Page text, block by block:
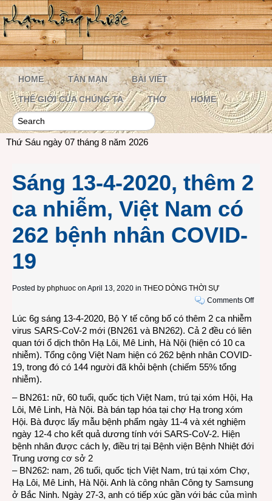
HOME TẢN MẠN BÀI VIẾT
THẾ GIỚI CỦA CHÚNG TA THƠ HOME
Thứ Sáu ngày 07 tháng 8 năm 2026
Sáng 13-4-2020, thêm 2
ca nhiễm, Việt Nam có
262 bệnh nhân COVID-
19
Posted by phphuoc on April 13, 2020 in THEO DÒNG THỜI SỰ
Comments Offon
262
19
Lúc 6g sáng 13-4-2020, Bộ Y tế công bố có thêm 2 ca nhiễm
virus SARS-CoV-2 mới (BN261 và BN262). Cả 2 đều có liên
quan tới ổ dịch thôn Hạ Lôi, Mê Linh, Hà Nội (hiện có 10 ca
nhiễm). Tổng cộng Việt Nam hiện có 262 bệnh nhân COVID-
19, trong đó có 144 người đã khỏi bệnh (chiếm 55% tổng
nhiễm).
– BN261: nữ, 60 tuổi, quốc tịch Việt Nam, trú tại xóm Hội, Hạ
Lôi, Mê Linh, Hà Nội. Bà bán tạp hóa tại chợ Hạ trong xóm
Hội. Bà được lấy mẫu bệnh phẩm ngày 11-4 và xét nghiệm
ngày 12-4 cho kết quả dương tính với SARS-CoV-2. Hiện
bệnh nhân được cách ly, điều trị tại Bệnh viện Bệnh Nhiệt đới
Trung ương cơ sở 2
– BN262: nam, 26 tuổi, quốc tịch Việt Nam, trú tại xóm Chợ,
Hạ Lôi, Mê Linh, Hà Nội. Anh là công nhân Công ty Samsung
ở Bắc Ninh. Ngày 27-3, anh có tiếp xúc gần với bác của mình